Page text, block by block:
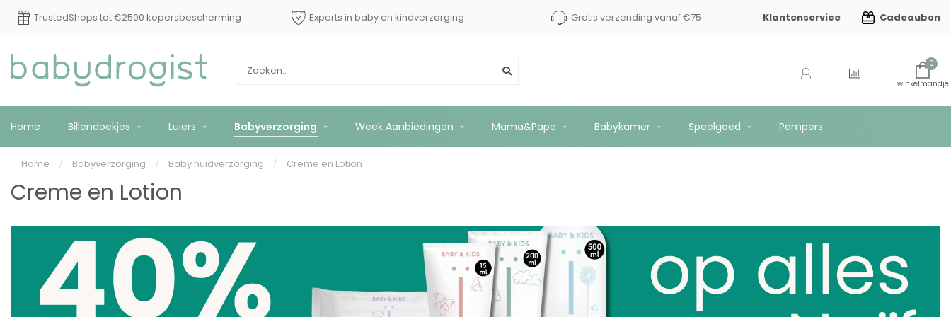
TrustedShops tot €2500 kopersbescherming Experts in baby en kindverzorging Gratis verzending vanaf €75 Klantenservice Cadeaubon
0
Home Billendoekjes Luiers Babyverzorging Week Aanbiedingen Mama&Papa Babykamer Speelgoed Pampers
Home / Babyverzorging / Baby huidverzorging / Creme en Lotion
Creme en Lotion